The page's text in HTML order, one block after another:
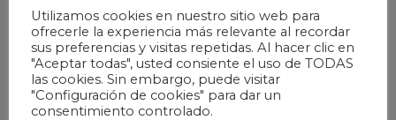
Callosa
del
Segura
Alicante
2007
Utilizamos cookies en nuestro sitio web para
ofrecerle la experiencia más relevante al recordar
sus preferencias y visitas repetidas. Al hacer clic en
"Aceptar todas", usted consiente el uso de TODAS
las cookies. Sin embargo, puede visitar
"Configuración de cookies" para dar un
consentimiento controlado.